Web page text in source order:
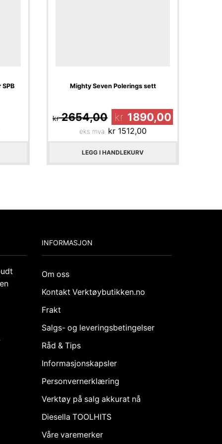
Mighty Seven Polerings sett
kr2654,00 kr 1890,00
eks mva: kr1512,00
LEGG I HANDLEKURV
INFORMASJON
Om oss
Kontakt Verktøybutikken.no
Frakt
Salgs- og leveringsbetingelser
Råd & Tips
Informasjonskapsler
Personvernerklæring
Verktøy på salg akkurat nå
Diesella TOOLHITS
Våre varemerker